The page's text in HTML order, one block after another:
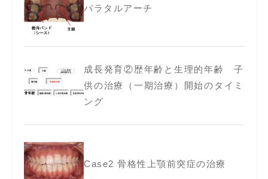
パラタルアーチ
成長発育②歴年齢と生理的年齢 子
供の治療（一期治療）開始のタイミ
ング
Case2 骨格性上顎前突症の治療